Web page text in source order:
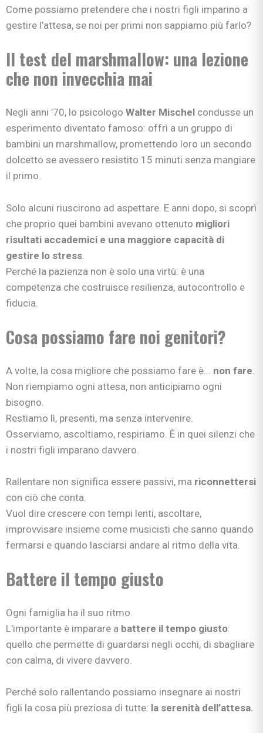
Come possiamo pretendere che i nostri figli imparino a
gestire l’attesa, se noi per primi non sappiamo più farlo?
Il test del marshmallow: una lezione
che non invecchia mai
Negli anni ’70, lo psicologo Walter Mischel condusse un
esperimento diventato famoso: offrì a un gruppo di
bambini un marshmallow, promettendo loro un secondo
dolcetto se avessero resistito 15 minuti senza mangiare
il primo.
Solo alcuni riuscirono ad aspettare. E anni dopo, si scoprì
che proprio quei bambini avevano ottenuto migliori
risultati accademici e una maggiore capacità di
gestire lo stress
Perché la pazienza non è solo una virtù: è una
competenza che costruisce resilienza, autocontrollo e
fiducia.
Cosa possiamo fare noi genitori?
A volte, la cosa migliore che possiamo fare è... non fare
Non riempiamo ogni attesa, non anticipiamo ogni
bisogno.
Restiamo lì, presenti, ma senza intervenire.
Osserviamo, ascoltiamo, respiriamo. È in quei silenzi che
i nostri figli imparano davvero.
Rallentare non significa essere passivi, ma riconnettersi
con ciò che conta.
Vuol dire crescere con tempi lenti, ascoltare,
improvvisare insieme come musicisti che sanno quando
fermarsi e quando lasciarsi andare al ritmo della vita.
Battere il tempo giusto
Ogni famiglia ha il suo ritmo.
L’importante è imparare a battere il tempo giusto:
quello che permette di guardarsi negli occhi, di sbagliare
con calma, di vivere davvero.
Perché solo rallentando possiamo insegnare ai nostri
figli la cosa più preziosa di tutte: la serenità dell’attesa.